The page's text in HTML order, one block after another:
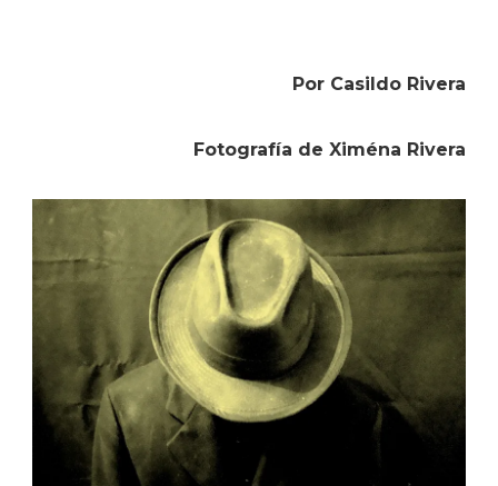
Por Casildo Rivera
Fotografía de Xiména Rivera